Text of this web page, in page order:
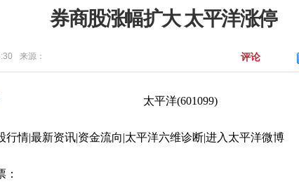
文化惠民献老区· 开启创业新“铝”途
郑州市民购买斯利安叶酸片 里面竟“藏”活虫
第一创业16日起停牌核查 深圳富婆赵燕半年没了100亿
天津一回迁房项目入住四年 农民工拿不全工钱
券商股涨幅扩大 太平洋涨停
来源： 评论
行情|最新资讯|资金流向|太平洋六维诊断|进入太平洋微博
：